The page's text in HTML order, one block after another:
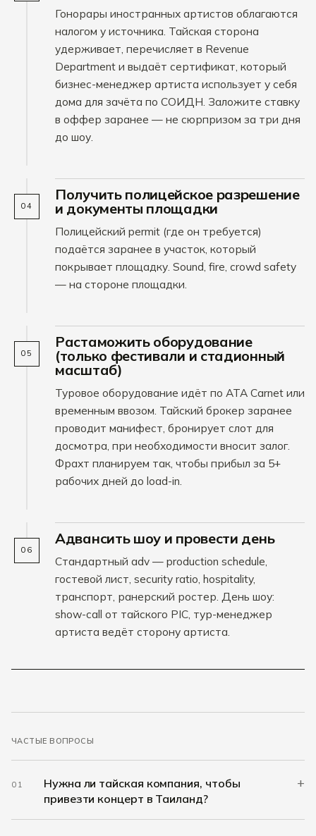
Гонорары иностранных артистов облагаются
налогом у источника. Тайская сторона
удерживает, перечисляет в Revenue
Department и выдаёт сертификат, который
бизнес-менеджер артиста использует у себя
дома для зачёта по СОИДН. Заложите ставку
в оффер заранее — не сюрпризом за три дня
до шоу.
04
Получить полицейское разрешение
и документы площадки
Полицейский permit (где он требуется)
подаётся заранее в участок, который
покрывает площадку. Sound, fire, crowd safety
— на стороне площадки.
05
Растаможить оборудование
(только фестивали и стадионный
масштаб)
Туровое оборудование идёт по ATA Carnet или
временным ввозом. Тайский брокер заранее
проводит манифест, бронирует слот для
досмотра, при необходимости вносит залог.
Фрахт планируем так, чтобы прибыл за 5+
рабочих дней до load-in.
06
Адвансить шоу и провести день
Стандартный adv — production schedule,
гостевой лист, security ratio, hospitality,
транспорт, ранерский ростер. День шоу:
show-call от тайского PIC, тур-менеджер
артиста ведёт сторону артиста.
ЧАСТЫЕ ВОПРОСЫ
01
Нужна ли тайская компания, чтобы
привезти концерт в Таиланд?
+